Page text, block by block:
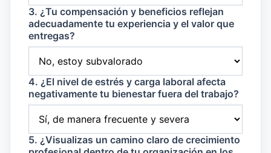
3. ¿Tu compensación y beneficios reflejan
adecuadamente tu experiencia y el valor que
entregas?
4. ¿El nivel de estrés y carga laboral afecta
negativamente tu bienestar fuera del trabajo?
5. ¿Visualizas un camino claro de crecimiento